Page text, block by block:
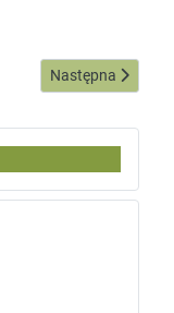
Następna strona:
Następna